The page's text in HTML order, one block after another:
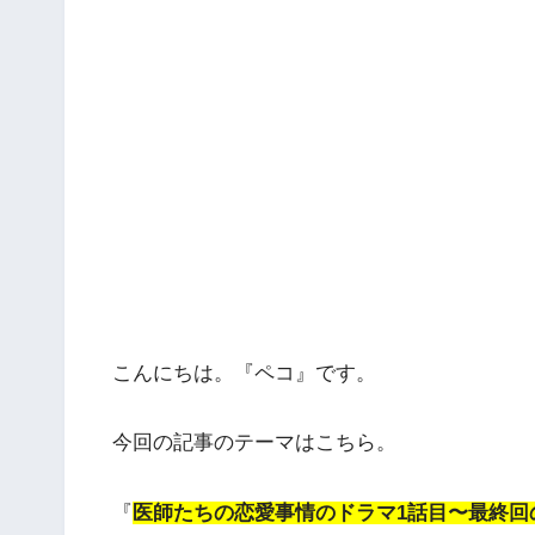
こんにちは。『ペコ』です。
今回の記事のテーマはこちら。
『 医師たちの恋愛事情のドラマ1話目〜最終